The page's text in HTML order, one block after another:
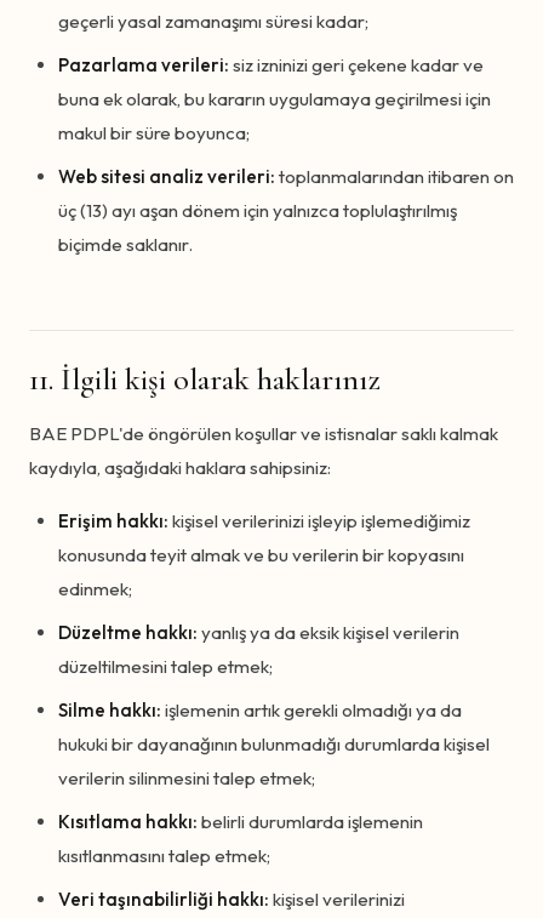
geçerli yasal zamanaşımı süresi kadar;
Pazarlama verileri: siz izninizi geri çekene kadar ve
buna ek olarak, bu kararın uygulamaya geçirilmesi için
makul bir süre boyunca;
Web sitesi analiz verileri: toplanmalarından itibaren on
üç (13) ayı aşan dönem için yalnızca toplulaştırılmış
biçimde saklanır.
11. İlgili kişi olarak haklarınız
BAE PDPL'de öngörülen koşullar ve istisnalar saklı kalmak
kaydıyla, aşağıdaki haklara sahipsiniz:
Erişim hakkı: kişisel verilerinizi işleyip işlemediğimiz
konusunda teyit almak ve bu verilerin bir kopyasını
edinmek;
Düzeltme hakkı: yanlış ya da eksik kişisel verilerin
düzeltilmesini talep etmek;
Silme hakkı: işlemenin artık gerekli olmadığı ya da
hukuki bir dayanağının bulunmadığı durumlarda kişisel
verilerin silinmesini talep etmek;
Kısıtlama hakkı: belirli durumlarda işlemenin
kısıtlanmasını talep etmek;
Veri taşınabilirliği hakkı: kişisel verilerinizi